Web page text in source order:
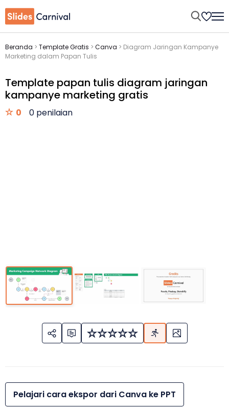
Beranda > Template Gratis > Canva > Diagram Jaringan Kampanye
Marketing dalam Papan Tulis
Template papan tulis diagram jaringan
kampanye marketing gratis
0 0 penilaian
Pelajari cara ekspor dari Canva ke PPT